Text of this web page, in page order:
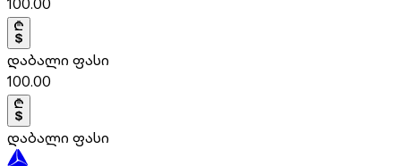
დაბალი ფასი
100.00
დაბალი ფასი